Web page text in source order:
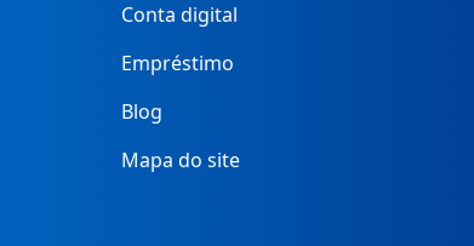
Conta digital
Empréstimo
Blog
Mapa do site